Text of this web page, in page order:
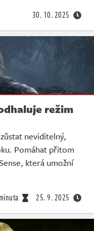
30. 10. 2025
režim
neviditelný,
Pomáhat přitom
která umožní
25. 9. 2025